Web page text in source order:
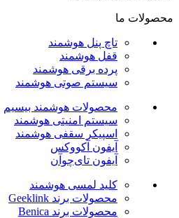
محصولات ما
تاچ پنل هوشمند
قفل هوشمند
پرده برقی هوشمند
سیستم صوتی هوشمند
محصولات هوشمند بیسیم
سیستم امنیتی هوشمند
اسپیکر سقفی هوشمند
آیفون آکووکس
آیفون تای‌چوآن
کلید لمسی هوشمند
محصولات برند Geeklink
محصولات برند ‌Benica